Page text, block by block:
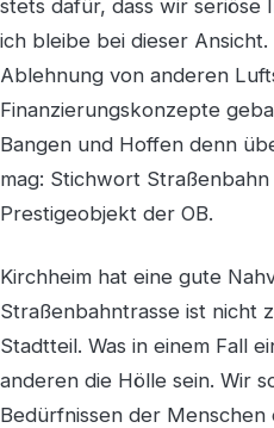
stets dafür, dass wir seriöse
ich bleibe bei dieser
Ablehnung von anderen
Finanzierungskonzepte
Bangen und Hoffen denn
mag: Stichwort Straßenbahn
Prestigeobjekt der OB.
Kirchheim hat eine gute
Straßenbahntrasse ist nicht
Stadtteil. Was in einem Fall
anderen die Hölle sein. Wir
Bedürfnissen der